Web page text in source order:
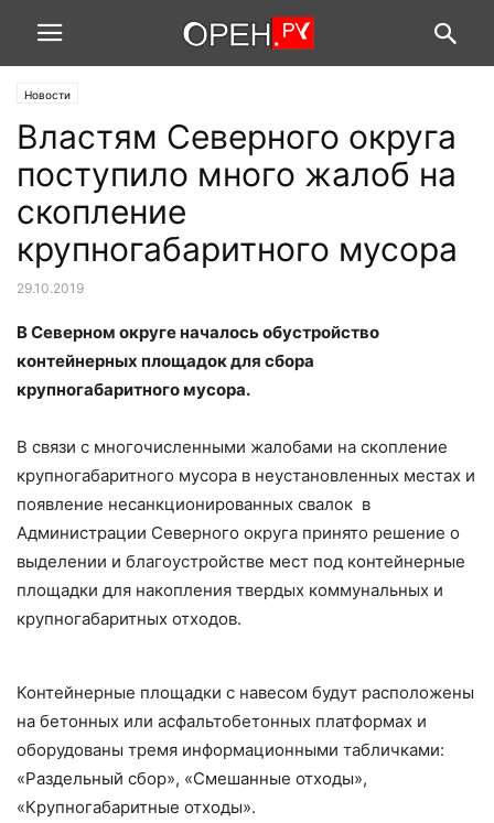
Новости
Властям Северного округа
поступило много жалоб на
скопление
крупногабаритного мусора
29.10.2019
В Северном округе началось обустройство
контейнерных площадок для сбора
крупногабаритного мусора.
В связи с многочисленными жалобами на скопление
крупногабаритного мусора в неустановленных местах и
появление несанкционированных свалок в
Администрации Северного округа принято решение о
выделении и благоустройстве мест под контейнерные
площадки для накопления твердых коммунальных и
крупногабаритных отходов.
Контейнерные площадки с навесом будут расположены
на бетонных или асфальтобетонных платформах и
оборудованы тремя информационными табличками:
«Раздельный сбор», «Смешанные отходы»,
«Крупногабаритные отходы».